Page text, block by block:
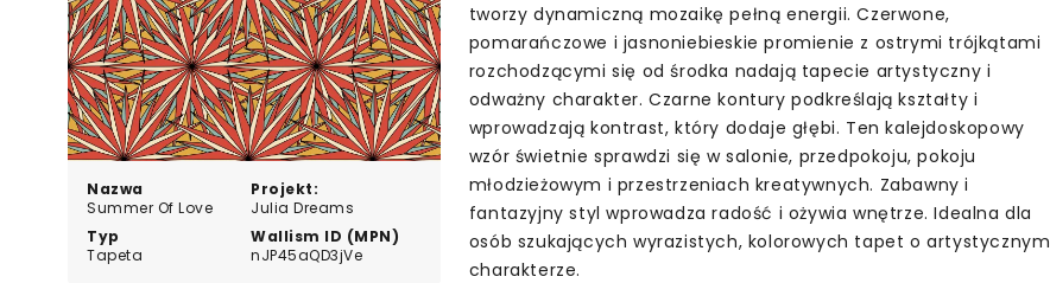
Nazwa
Summer Of Love
Projekt:
Julia Dreams
Typ
Tapeta
Wallism ID (MPN)
nJP45aQD3jVe
tworzy dynamiczną mozaikę pełną energii. Czerwone,
pomarańczowe i jasnoniebieskie promienie z ostrymi trójkątami
rozchodzącymi się od środka nadają tapecie artystyczny i
odważny charakter. Czarne kontury podkreślają kształty i
wprowadzają kontrast, który dodaje głębi. Ten kalejdoskopowy
wzór świetnie sprawdzi się w salonie, przedpokoju, pokoju
młodzieżowym i przestrzeniach kreatywnych. Zabawny i
fantazyjny styl wprowadza radość i ożywia wnętrze. Idealna dla
osób szukających wyrazistych, kolorowych tapet o artystycznym
charakterze.